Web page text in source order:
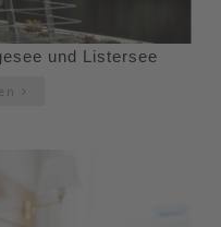
und Listersee